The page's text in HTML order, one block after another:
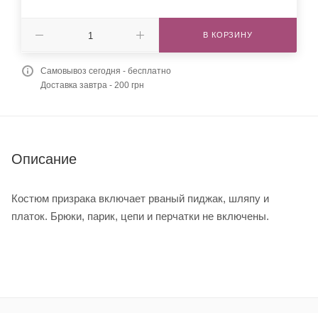
В КОРЗИНУ
Самовывоз сегодня - бесплатно
Доставка завтра - 200 грн
Описание
Костюм призрака включает рваный пиджак, шляпу и
платок. Брюки, парик, цепи и перчатки не включены.